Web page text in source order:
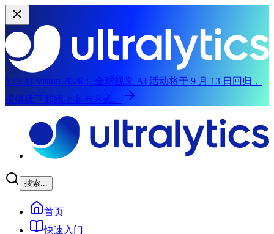
YOLO Vision 2026：
全球视觉 AI 活动将于 9 月 13 日回归，
提供线下和线上参与方式。
搜索...
首页
快速入门